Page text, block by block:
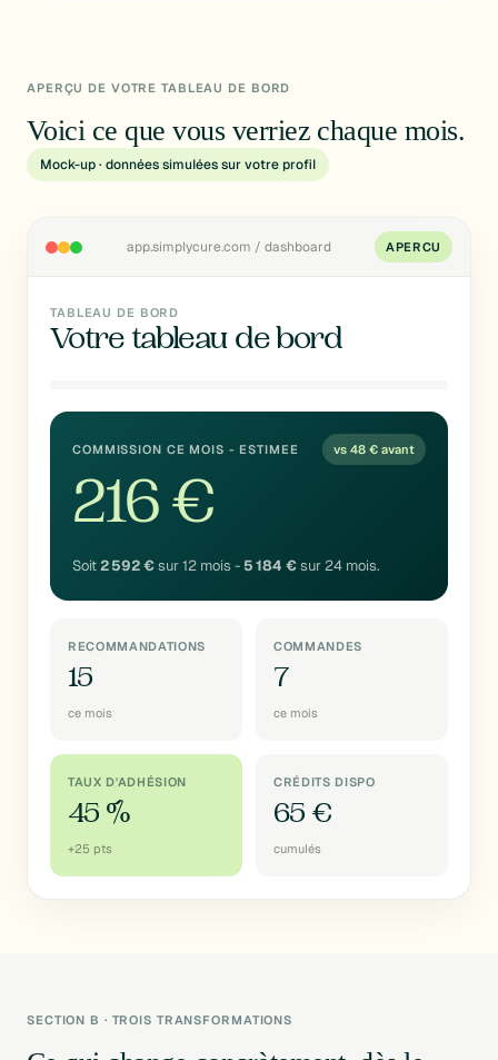
APERÇU DE VOTRE TABLEAU DE BORD
Voici ce que vous verriez chaque mois.
Mock-up · données simulées sur votre profil
app.simplycure.com / dashboard APERCU
TABLEAU DE BORD
Votre tableau de bord
COMMISSION CE MOIS - ESTIMEE vs 48 € avant
216 €
Soit2 592 €sur 12 mois - 5 184 €sur 24 mois.
RECOMMANDATIONS
15
ce mois
COMMANDES
7
ce mois
TAUX D'ADHÉSION
45 %
+25 pts
CRÉDITS DISPO
65 €
cumulés
SECTION B · TROIS TRANSFORMATIONS